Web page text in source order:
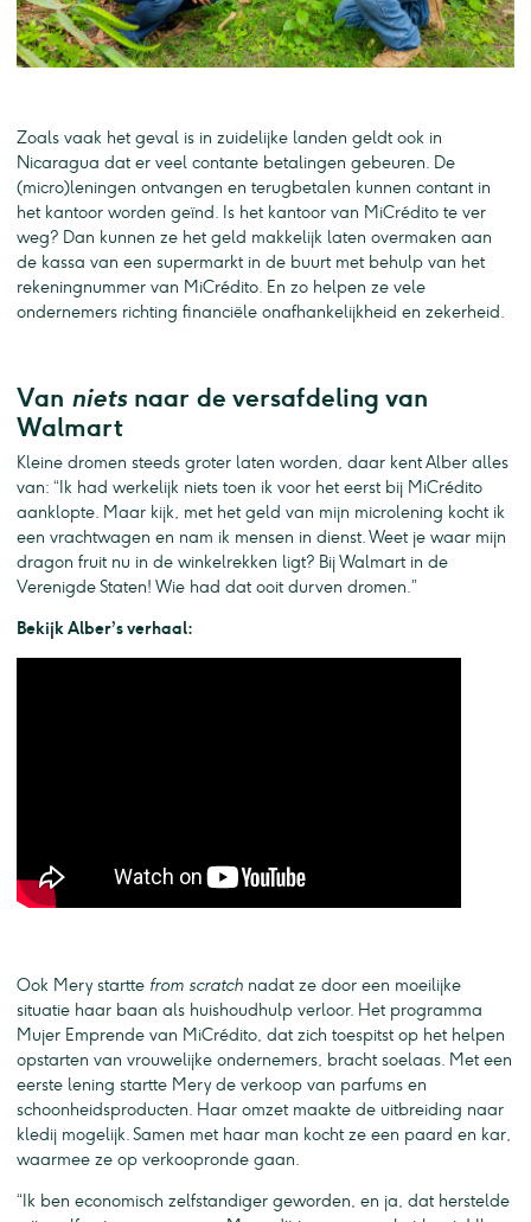
Zoals vaak het geval is in zuidelijke landen geldt ook in
Nicaragua dat er veel contante betalingen gebeuren. De
(micro)leningen ontvangen en terugbetalen kunnen contant in
het kantoor worden geïnd. Is het kantoor van MiCrédito te ver
weg? Dan kunnen ze het geld makkelijk laten overmaken aan
de kassa van een supermarkt in de buurt met behulp van het
rekeningnummer van MiCrédito. En zo helpen ze vele
ondernemers richting financiële onafhankelijkheid en zekerheid.
Van nietsnaar de versafdeling van
Walmart
Kleine dromen steeds groter laten worden, daar kent Alber alles
van: “Ik had werkelijk niets toen ik voor het eerst bij MiCrédito
aanklopte. Maar kijk, met het geld van mijn microlening kocht ik
een vrachtwagen en nam ik mensen in dienst. Weet je waar mijn
dragon fruit nu in de winkelrekken ligt? Bij Walmart in de
Verenigde Staten! Wie had dat ooit durven dromen.”
Bekijk Alber’s verhaal:
Ook Mery startte from scratch nadat ze door een moeilijke
situatie haar baan als huishoudhulp verloor. Het programma
Mujer Emprende van MiCrédito, dat zich toespitst op het helpen
opstarten van vrouwelijke ondernemers, bracht soelaas. Met een
eerste lening startte Mery de verkoop van parfums en
schoonheidsproducten. Haar omzet maakte de uitbreiding naar
kledij mogelijk. Samen met haar man kocht ze een paard en kar,
waarmee ze op verkoopronde gaan.
“Ik ben economisch zelfstandiger geworden, en ja, dat herstelde